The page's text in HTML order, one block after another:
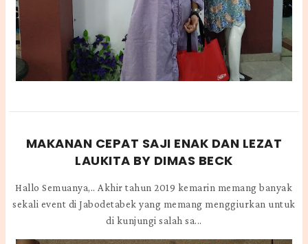
MAKANAN CEPAT SAJI ENAK DAN LEZAT
LAUKITA BY DIMAS BECK
Hallo Semuanya,.. Akhir tahun 2019 kemarin memang banyak
sekali event di Jabodetabek yang memang menggiurkan untuk
di kunjungi salah sa...